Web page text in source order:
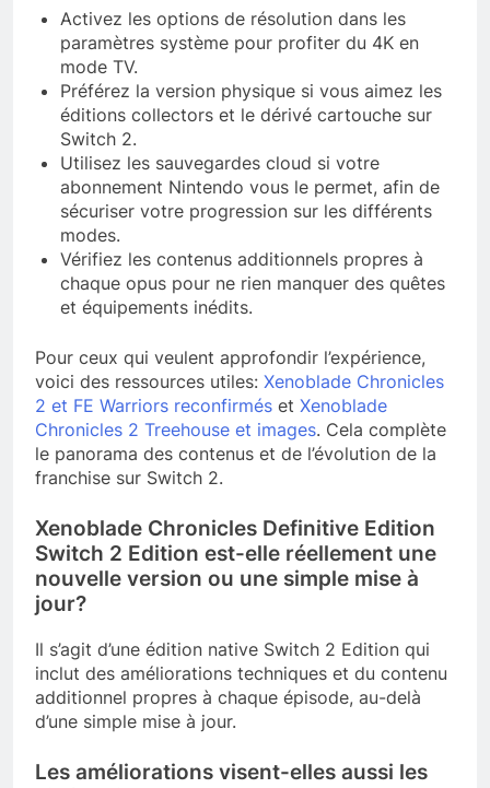
Activez les options de résolution dans les
paramètres système pour profiter du 4K en
mode TV.
Préférez la version physique si vous aimez les
éditions collectors et le dérivé cartouche sur
Switch 2.
Utilisez les sauvegardes cloud si votre
abonnement Nintendo vous le permet, afin de
sécuriser votre progression sur les différents
modes.
Vérifiez les contenus additionnels propres à
chaque opus pour ne rien manquer des quêtes
et équipements inédits.
Pour ceux qui veulent approfondir l’expérience,
voici des ressources utiles: Xenoblade Chronicles
2 et FE Warriors reconfirmés et Xenoblade
Chronicles 2 Treehouse et images. Cela complète
le panorama des contenus et de l’évolution de la
franchise sur Switch 2.
Xenoblade Chronicles Definitive Edition
Switch 2 Edition est-elle réellement une
nouvelle version ou une simple mise à
jour?
Il s’agit d’une édition native Switch 2 Edition qui
inclut des améliorations techniques et du contenu
additionnel propres à chaque épisode, au-delà
d’une simple mise à jour.
Les améliorations visent-elles aussi les